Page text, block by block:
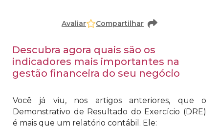
Avaliar Compartilhar
Descubra agora quais são os
indicadores mais importantes na
gestão financeira do seu negócio
Você já viu, nos artigos anteriores, que o
Demonstrativo de Resultado do Exercício (DRE)
é mais que um relatório contábil. Ele: